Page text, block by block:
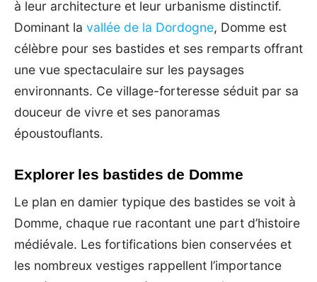
à leur architecture et leur urbanisme distinctif.
Dominant la vallée de la Dordogne, Domme est
célèbre pour ses bastides et ses remparts offrant
une vue spectaculaire sur les paysages
environnants. Ce village-forteresse séduit par sa
douceur de vivre et ses panoramas
époustouflants.
Explorer les bastides de Domme
Le plan en damier typique des bastides se voit à
Domme, chaque rue racontant une part d’histoire
médiévale. Les fortifications bien conservées et
les nombreux vestiges rappellent l’importance